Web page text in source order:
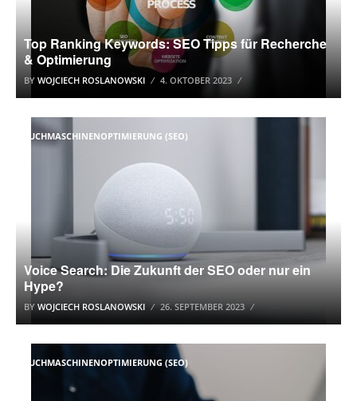
Top Ranking Keywords: SEO Tipps für Recherche
& Optimierung
BY WOJCIECH ROSLANOWSKI 4. OKTOBER 2023
SUCHMASCHINENOPTIMIERUNG (SEO)
Voice Search: Die Zukunft der SEO oder nur ein
Hype?
BY WOJCIECH ROSLANOWSKI 26. SEPTEMBER 2023
SUCHMASCHINENOPTIMIERUNG (SEO)